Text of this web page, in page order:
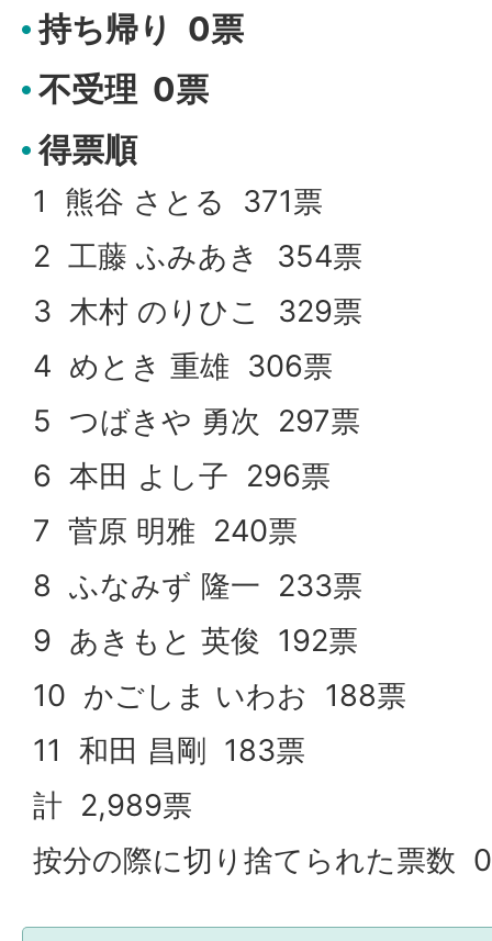
持ち帰り 0票
不受理 0票
得票順
1 熊谷 さとる 371票
2 工藤 ふみあき 354票
3 木村 のりひこ 329票
4 めとき 重雄 306票
5 つばきや 勇次 297票
6 本田 よし子 296票
7 菅原 明雅 240票
8 ふなみず 隆一 233票
9 あきもと 英俊 192票
10 かごしま いわお 188票
11 和田 昌剛 183票
計 2,989票
按分の際に切り捨てられた票数